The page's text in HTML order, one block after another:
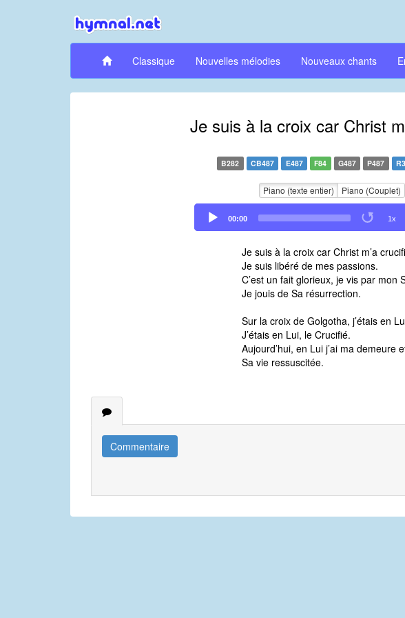
Classique Nouvelles mélodies Nouveaux chants
Je suis à la croix car Christ
B282 CB487 E487 F84 G487 P487
Piano (texte entier) Piano (Couplet)
Audio
Player
00:00 1x
Je suis à la croix car Christ m’a
Je suis libéré de mes passions.
C’est un fait glorieux, je vis par mon
Je jouis de Sa résurrection.
Sur la croix de Golgotha, j’étais en
J’étais en Lui, le Crucifié.
Aujourd’hui, en Lui j’ai ma demeure
Sa vie ressuscitée.
Commentaire